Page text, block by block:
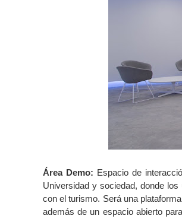
Área Demo: Espacio de
Universidad y sociedad, donde
con el turismo. Será una
además de un espacio abierto